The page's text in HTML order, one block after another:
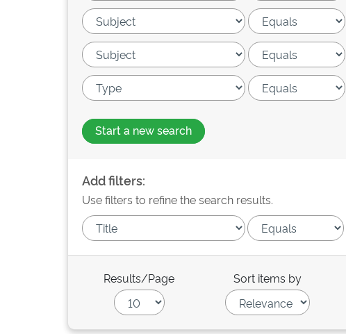
Start a new search
Add filters:
Use filters to refine the search results.
Results/Page Sort items by